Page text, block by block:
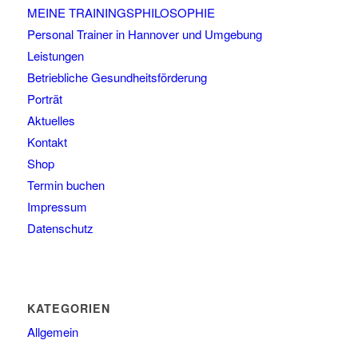
MEINE TRAININGSPHILOSOPHIE
Personal Trainer in Hannover und Umgebung
Leistungen
Betriebliche Gesundheitsförderung
Porträt
Aktuelles
Kontakt
Shop
Termin buchen
Impressum
Datenschutz
KATEGORIEN
Allgemein